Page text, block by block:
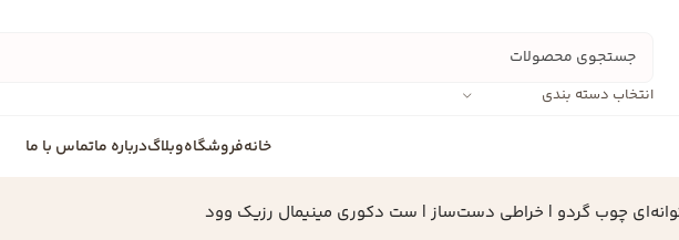
انتخاب دسته بندی
خانهفروشگاهوبلاگدرباره ماتماس با ما
چوب گردو | خراطی دست‌ساز | ست دکوری مینیمال رزیک وود